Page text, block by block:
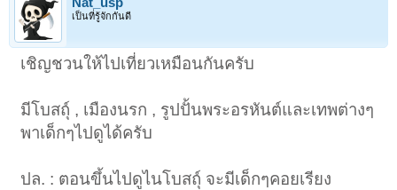
เป็นที่รู้จักกันดี
เชิญชวนให้ไปเที่ยวเหมือนกันครับ
มีโบสถุ์ , เมืองนรก , รูปปั้นพระอรหันต์และเทพต่างๆ
พาเด็กๆไปดูได้ครับ
ปล. : ตอนขึ้นไปดูไนโบสถุ์ จะมีเด็กๆคอยเรียง